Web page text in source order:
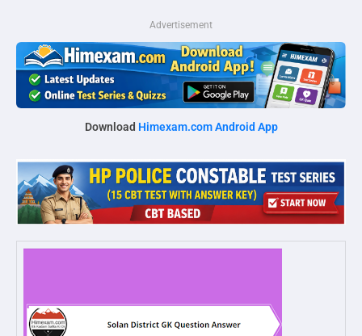
Advertisement
Download Himexam.com Android App